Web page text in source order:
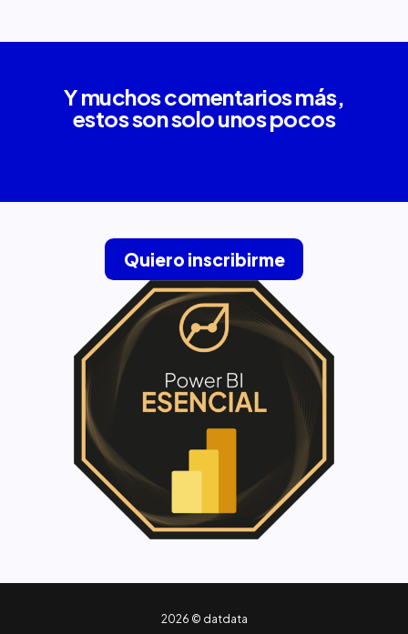
Y muchos comentarios más,
estos son solo unos pocos
Quiero inscribirme
2026 © datdata